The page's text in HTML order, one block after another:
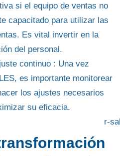
si el equipo de ventas no
capacitado para utilizar las
Es vital invertir en la
del personal.
continuo: Una vez
es importante monitorear
los ajustes necesarios
su eficacia.